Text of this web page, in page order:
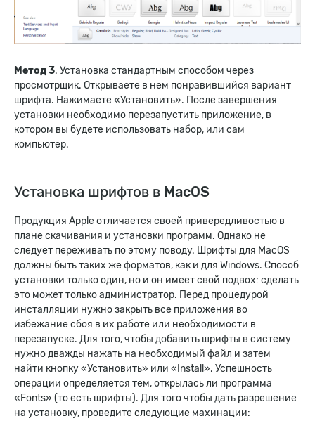
Метод 3. Установка стандартным способом через
просмотрщик. Открываете в нем понравившийся вариант
шрифта. Нажимаете «Установить». После завершения
установки необходимо перезапустить приложение, в
котором вы будете использовать набор, или сам
компьютер.
Установка шрифтов в MacOS
Продукция Apple отличается своей привередливостью в
плане скачивания и установки программ. Однако не
следует переживать по этому поводу. Шрифты для MacOS
должны быть таких же форматов, как и для Windows. Способ
установки только один, но и он имеет свой подвох: сделать
это может только администратор. Перед процедурой
инсталляции нужно закрыть все приложения во
избежание сбоя в их работе или необходимости в
перезапуске. Для того, чтобы добавить шрифты в систему
нужно дважды нажать на необходимый файл и затем
найти кнопку «Установить» или «Install». Успешность
операции определяется тем, открылась ли программа
«Fonts» (то есть шрифты). Для того чтобы дать разрешение
на установку, проведите следующие махинации: